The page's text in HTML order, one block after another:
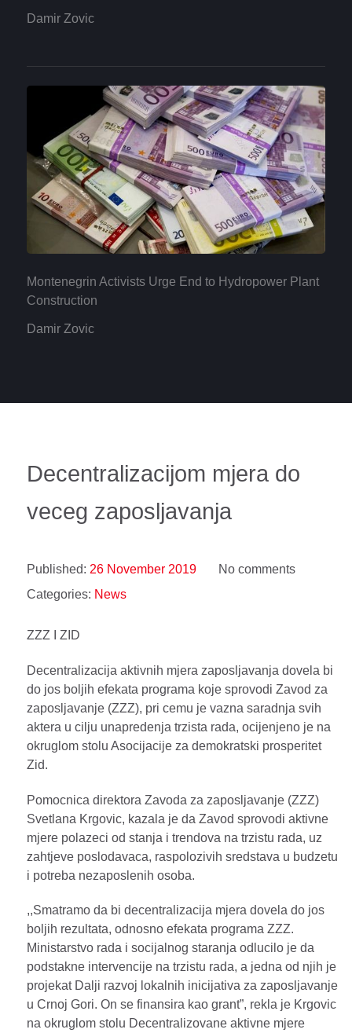
Damir Zovic
Montenegrin Activists Urge End to Hydropower Plant
Construction
Damir Zovic
Decentralizacijom mjera do
veceg zaposljavanja
Published: 26 November 2019
No comments
Categories: News
ZZZ I ZID
Decentralizacija aktivnih mjera zaposljavanja dovela bi
do jos boljih efekata programa koje sprovodi Zavod za
zaposljavanje (ZZZ), pri cemu je vazna saradnja svih
aktera u cilju unapredenja trzista rada, ocijenjeno je na
okruglom stolu Asocijacije za demokratski prosperitet
Zid.
Pomocnica direktora Zavoda za zaposljavanje (ZZZ)
Svetlana Krgovic, kazala je da Zavod sprovodi aktivne
mjere polazeci od stanja i trendova na trzistu rada, uz
zahtjeve poslodavaca, raspolozivih sredstava u budzetu
i potreba nezaposlenih osoba.
,,Smatramo da bi decentralizacija mjera dovela do jos
boljih rezultata, odnosno efekata programa ZZZ.
Ministarstvo rada i socijalnog staranja odlucilo je da
podstakne intervencije na trzistu rada, a jedna od njih je
projekat Dalji razvoj lokalnih inicijativa za zaposljavanje
u Crnoj Gori. On se finansira kao grant”, rekla je Krgovic
na okruglom stolu Decentralizovane aktivne mjere